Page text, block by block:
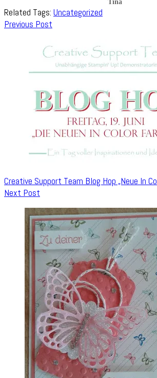
Tina
Related Tags: Uncategorized
Post
Previous Post
Creative Support Team Blog Hop „Neue In
Next Post